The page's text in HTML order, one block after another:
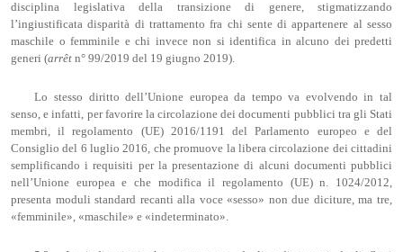
disciplina legislativa della transizione di genere, stigmatizzando
l’ingiustificata disparità di trattamento fra chi sente di appartenere al sesso
maschile o femminile e chi invece non si identifica in alcuno dei predetti
generi (arrêt n° 99/2019 del 19 giugno 2019).
Lo stesso diritto dell’Unione europea da tempo va evolvendo in tal
senso, e infatti, per favorire la circolazione dei documenti pubblici tra gli Stati
membri, il regolamento (UE) 2016/1191 del Parlamento europeo e del
Consiglio del 6 luglio 2016, che promuove la libera circolazione dei cittadini
semplificando i requisiti per la presentazione di alcuni documenti pubblici
nell’Unione europea e che modifica il regolamento (UE) n. 1024/2012,
presenta moduli standard recanti alla voce «sesso» non due diciture, ma tre,
«femminile», «maschile» e «indeterminato».